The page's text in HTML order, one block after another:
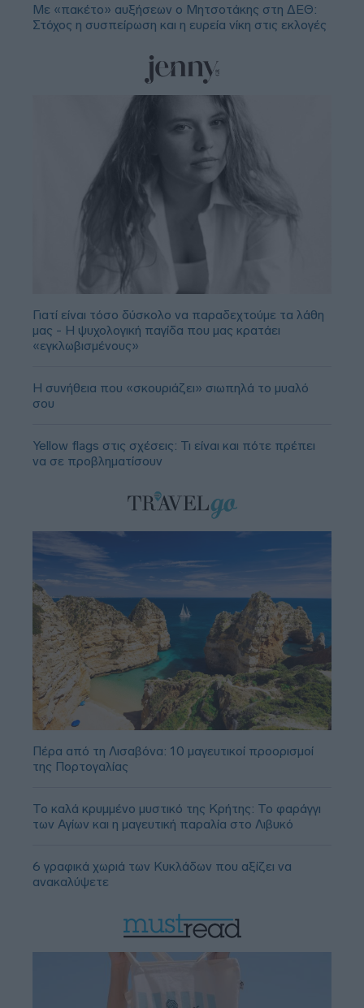
Με «πακέτο» αυξήσεων ο Μητσοτάκης στη ΔΕΘ:
Στόχος η συσπείρωση και η ευρεία νίκη στις εκλογές
Γιατί είναι τόσο δύσκολο να παραδεχτούμε τα λάθη
μας - Η ψυχολογική παγίδα που μας κρατάει
«εγκλωβισμένους»
Η συνήθεια που «σκουριάζει» σιωπηλά το μυαλό
σου
Yellow flags στις σχέσεις: Τι είναι και πότε πρέπει
να σε προβληματίσουν
Πέρα από τη Λισαβόνα: 10 μαγευτικοί προορισμοί
της Πορτογαλίας
Το καλά κρυμμένο μυστικό της Κρήτης: Το φαράγγι
των Αγίων και η μαγευτική παραλία στο Λιβυκό
6 γραφικά χωριά των Κυκλάδων που αξίζει να
ανακαλύψετε